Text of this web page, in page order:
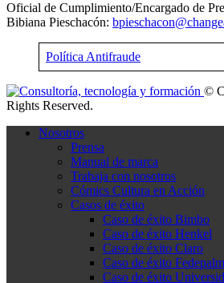
Oficial de Cumplimiento/Encargado de
Bibiana Pieschacón:
Política Antifraude
©
Rights Reserved.
Nosotros
Prensa
Manual de marca
Trabaja con nosotros
Cómics Cultura en Acción
Casos de éxito
Caso de éxito Bimbo
Caso de éxito Henkel
Caso de éxito Claro
Caso de éxito
Caso de éxito